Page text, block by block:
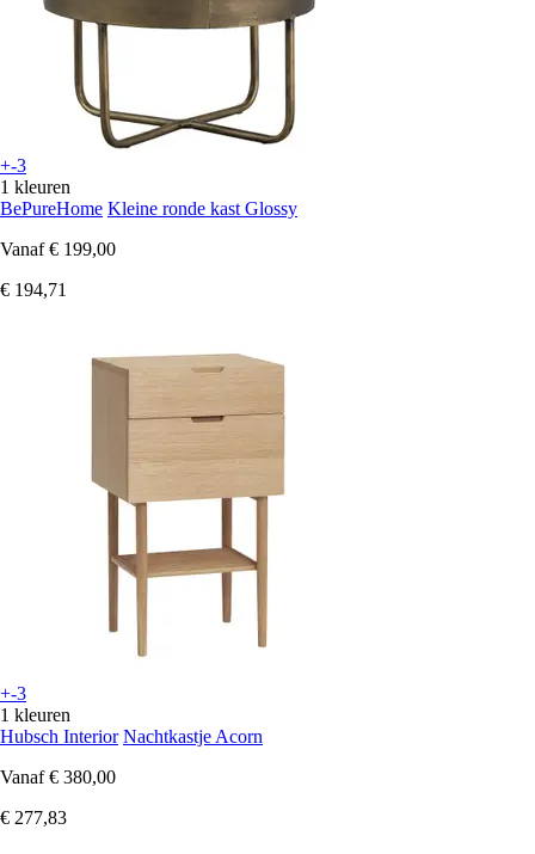
+-3
1 kleuren
BePureHome Kleine ronde kast Glossy
Vanaf € 199,00
€ 194,71
+-3
1 kleuren
Hubsch Interior Nachtkastje Acorn
Vanaf € 380,00
€ 277,83